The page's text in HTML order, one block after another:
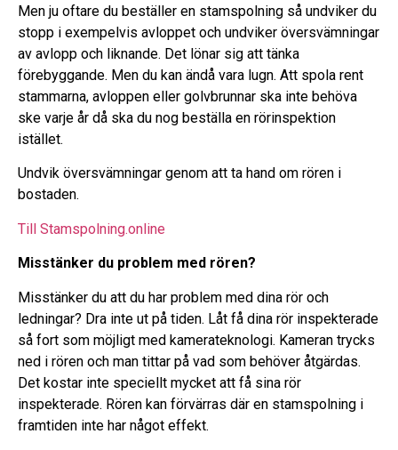
Men ju oftare du beställer en stamspolning så undviker du
stopp i exempelvis avloppet och undviker översvämningar
av avlopp och liknande. Det lönar sig att tänka
förebyggande. Men du kan ändå vara lugn. Att spola rent
stammarna, avloppen eller golvbrunnar ska inte behöva
ske varje år då ska du nog beställa en rörinspektion
istället.
Undvik översvämningar genom att ta hand om rören i
bostaden.
Till Stamspolning.online
Misstänker du problem med rören?
Misstänker du att du har problem med dina rör och
ledningar? Dra inte ut på tiden. Låt få dina rör inspekterade
så fort som möjligt med kamerateknologi. Kameran trycks
ned i rören och man tittar på vad som behöver åtgärdas.
Det kostar inte speciellt mycket att få sina rör
inspekterade. Rören kan förvärras där en stamspolning i
framtiden inte har något effekt.